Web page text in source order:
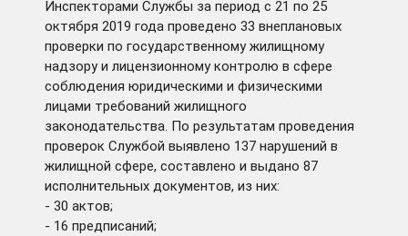
Инспекторами Службы за период с 21 по 25
октября 2019 года проведено 33 внеплановых
проверки по государственному жилищному
надзору и лицензионному контролю в сфере
соблюдения юридическими и физическими
лицами требований жилищного
законодательства. По результатам проведения
проверок Службой выявлено 137 нарушений в
жилищной сфере, составлено и выдано 87
исполнительных документов, из них:
- 30 актов;
- 16 предписаний;